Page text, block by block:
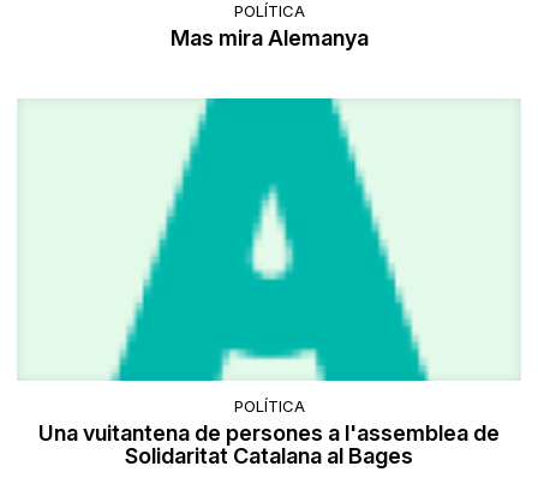
POLÍTICA
Mas mira Alemanya
POLÍTICA
Una vuitantena de persones a l'assemblea de
Solidaritat Catalana al Bages